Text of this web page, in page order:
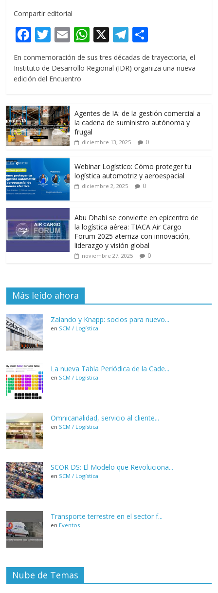
Compartir editorial
F
e
b
o
k
T
itt
er
E
m
ai
l
W
at
p
p
X T
el
e
m
o
m
ti
r
En conmemoración de sus tres décadas de trayectoria, el
Instituto de Desarrollo Regional (IDR) organiza una nueva
edición del Encuentro
Agentes de IA: de la gestión comercial a
la cadena de suministro autónoma y
frugal
diciembre 13, 2025 0
Webinar Logístico: Cómo proteger tu
logística automotriz y aeroespacial
diciembre 2, 2025 0
Abu Dhabi se convierte en epicentro de
la logística aérea: TIACA Air Cargo
Forum 2025 aterriza con innovación,
liderazgo y visión global
noviembre 27, 2025 0
Más leído ahora
Zalando y Knapp: socios para nuevo...
en SCM / Logística
La nueva Tabla Periódica de la Cade...
en SCM / Logística
Omnicanalidad, servicio al cliente...
en SCM / Logística
SCOR DS: El Modelo que Revoluciona...
en SCM / Logística
Transporte terrestre en el sector f...
en Eventos
Nube de Temas